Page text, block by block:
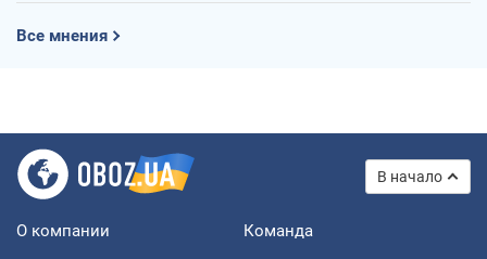
Все мнения
В начало
О компании Команда